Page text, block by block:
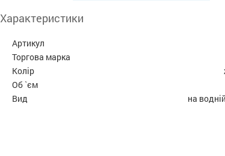
Характеристики
Артикул
Торгова марка
Колір
Об `єм
Вид
на